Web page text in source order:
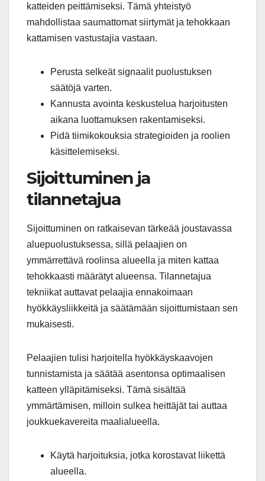
katteiden peittämiseksi. Tämä yhteistyö
mahdollistaa saumattomat siirtymät ja tehokkaan
kattamisen vastustajia vastaan.
Perusta selkeät signaalit puolustuksen
säätöjä varten.
Kannusta avointa keskustelua harjoitusten
aikana luottamuksen rakentamiseksi.
Pidä tiimikokouksia strategioiden ja roolien
käsittelemiseksi.
Sijoittuminen ja
tilannetajua
Sijoittuminen on ratkaisevan tärkeää joustavassa
aluepuolustuksessa, sillä pelaajien on
ymmärrettävä roolinsa alueella ja miten kattaa
tehokkaasti määrätyt alueensa. Tilannetajua
tekniikat auttavat pelaajia ennakoimaan
hyökkäysliikkeitä ja säätämään sijoittumistaan sen
mukaisesti.
Pelaajien tulisi harjoitella hyökkäyskaavojen
tunnistamista ja säätää asentonsa optimaalisen
katteen ylläpitämiseksi. Tämä sisältää
ymmärtämisen, milloin sulkea heittäjät tai auttaa
joukkuekavereita maalialueella.
Käytä harjoituksia, jotka korostavat liikettä
alueella.